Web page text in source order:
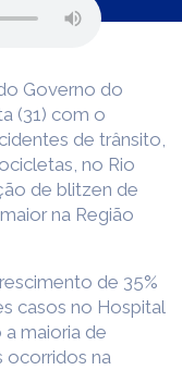
Governo do
(31) com o
de trânsito,
no Rio
de blitzen de
na Região
de 35%
casos no Hospital
maioria de
ocorridos na